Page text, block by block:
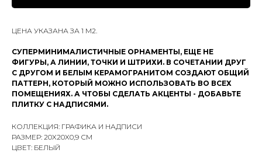
ЦЕНА УКАЗАНА ЗА 1 М2.
СУПЕРМИНИМАЛИСТИЧНЫЕ ОРНАМЕНТЫ, ЕЩЕ НЕ
ФИГУРЫ, А ЛИНИИ, ТОЧКИ И ШТРИХИ. В СОЧЕТАНИИ ДРУГ
С ДРУГОМ И БЕЛЫМ КЕРАМОГРАНИТОМ СОЗДАЮТ ОБЩИЙ
ПАТТЕРН, КОТОРЫЙ МОЖНО ИСПОЛЬЗОВАТЬ ВО ВСЕХ
ПОМЕЩЕНИЯХ. А ЧТОБЫ СДЕЛАТЬ АКЦЕНТЫ - ДОБАВЬТЕ
ПЛИТКУ С НАДПИСЯМИ.
КОЛЛЕКЦИЯ: ГРАФИКА И НАДПИСИ
РАЗМЕР: 20X20X0,9 СМ
ЦВЕТ: БЕЛЫЙ